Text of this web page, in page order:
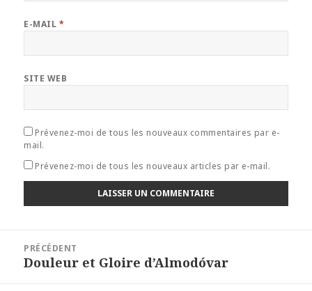
E-MAIL *
SITE WEB
Prévenez-moi de tous les nouveaux commentaires par e-
mail.
Prévenez-moi de tous les nouveaux articles par e-mail.
l’article
PRÉCÉDENT
Article
Douleur et Gloire d’Almodóvar